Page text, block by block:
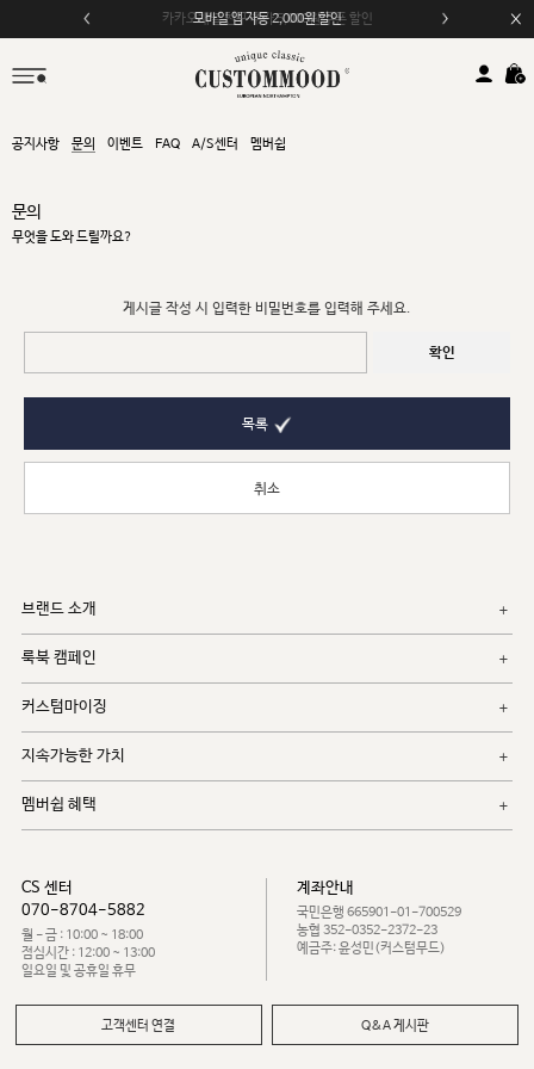
카카오채널 친구 추가 5,000원 쿠폰 할인
모바일 앱 자동 2,000원 할인
공지사항 문의 이벤트 FAQ A/S센터 멤버쉽
문의
무엇을 도와 드릴까요?
게시글 작성 시 입력한 비밀번호를 입력해 주세요.
확인
목록
취소
브랜드 소개
룩북 캠페인
커스텀마이징
지속가능한 가치
멤버쉽 혜택
CS 센터
070-8704-5882
월 - 금 : 10:00 ~ 18:00
점심시간 : 12:00 ~ 13:00
일요일 및 공휴일 휴무
계좌안내
국민은행 665901-01-700529
농협 352-0352-2372-23
예금주: 윤성민(커스텀무드)
고객센터 연결 Q&A 게시판